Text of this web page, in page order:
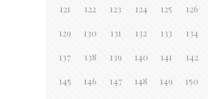
121 122 123 124 125 126
129 130 131 132 133 134
137 138 139 140 141 142
145 146 147 148 149 150